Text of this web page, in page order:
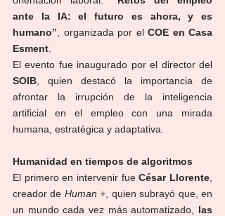
ante la IA: el futuro es ahora, y es
humano” , organizada por el COE en Casa
Esment
SOIB , quien destacó la importancia de
afrontar la irrupción de la inteligencia
artificial en el empleo con una mirada
humana, estratégica y adaptativa.
Humanidad en tiempos de algoritmos
El primero en intervenir fue César Llorente
creador de Human + , quien subrayó que, en
un mundo cada vez más automatizado, las